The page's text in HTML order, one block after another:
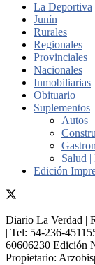
La Deportiva
Junín
Rurales
Regionales
Provinciales
Nacionales
Inmobiliarias
Obituario
Suplementos
Autos
Salud |
Edición
Diario La Verdad |
| Tel: 54-236-
60606230 Edición
Propietario:​